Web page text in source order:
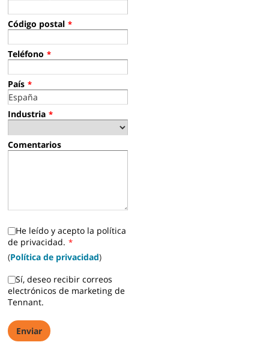
Código postal *
Teléfono *
País *
Industria *
Comentarios
He leído y acepto la política
de privacidad. *
(Política de privacidad)
Sí, deseo recibir correos
electrónicos de marketing de
Tennant.